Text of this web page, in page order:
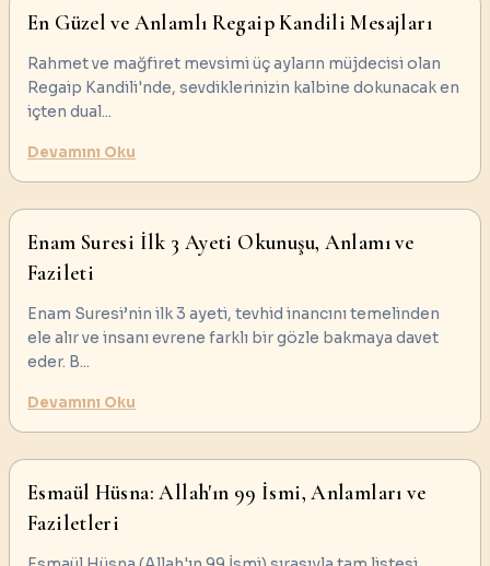
En Güzel ve Anlamlı Regaip Kandili Mesajları
Rahmet ve mağfiret mevsimi üç ayların müjdecisi olan
Regaip Kandili'nde, sevdiklerinizin kalbine dokunacak en
içten dual...
Devamını Oku
Enam Suresi İlk 3 Ayeti Okunuşu, Anlamı ve
Fazileti
Enam Suresi’nin ilk 3 ayeti, tevhid inancını temelinden
ele alır ve insanı evrene farklı bir gözle bakmaya davet
eder. B...
Devamını Oku
Esmaül Hüsna: Allah'ın 99 İsmi, Anlamları ve
Faziletleri